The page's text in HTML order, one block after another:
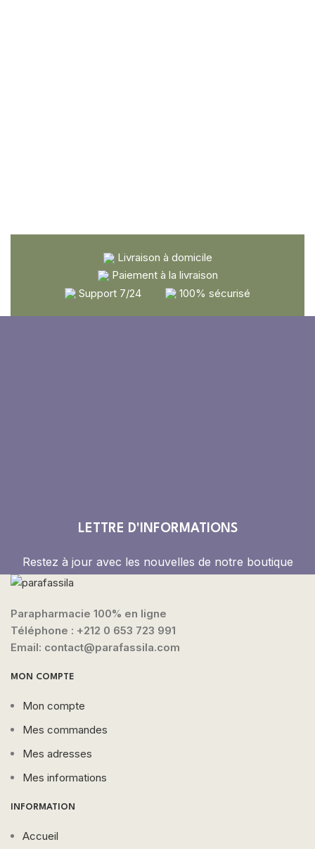
Livraison à domicile
Paiement à la livraison
Support 7/24
100% sécurisé
LETTRE D'INFORMATIONS
Restez à jour avec les nouvelles de notre boutique
Parapharmacie 100% en ligne
Téléphone : +212 0 653 723 991
Email: contact@parafassila.com
MON COMPTE
Mon compte
Mes commandes
Mes adresses
Mes informations
INFORMATION
Accueil